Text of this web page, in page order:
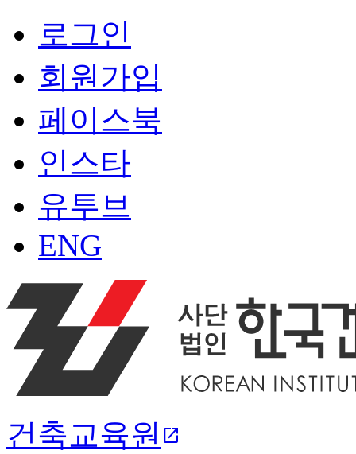
로그인
회원가입
페이스북
인스타
유투브
ENG
건축교육원 open_in_new